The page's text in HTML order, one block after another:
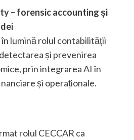
– forensic accounting și
în lumină rolul contabilității
și prevenirea
prin integrarea AI în
și operaționale.
rolul CECCAR ca